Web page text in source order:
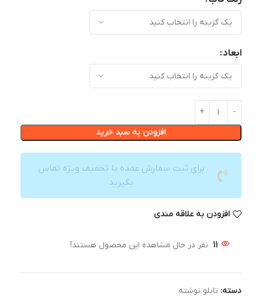
ابعاد
افزودن به سبد خرید
برای ثبت سفارش عمده با تخفیف ویژه تماس
بگیرید
افزودن به علاقه مندی
11 نفر در حال مشاهده این محصول هستند!
دسته: تابلو نوشته